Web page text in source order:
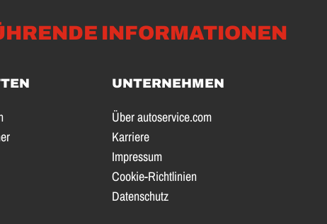
INFORMATIONEN
UNTERNEHMEN
Über autoservice.com
Karriere
Impressum
Cookie-Richtlinien
Datenschutz